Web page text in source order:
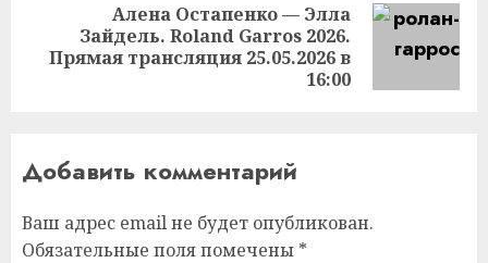
Следующая
запись:
Алена Остапенко — Элла
Зайдель. Roland Garros 2026.
Прямая трансляция 25.05.2026 в
16:00
Добавить комментарий
Ваш адрес email не будет опубликован.
Обязательные поля помечены *